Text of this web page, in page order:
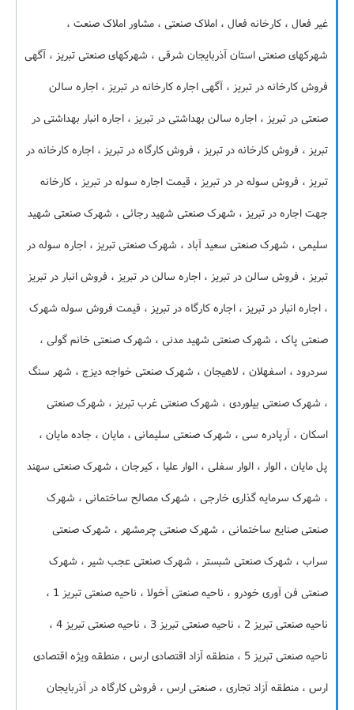
غیر فعال ، کارخانه فعال ، املاک صنعتی ، مشاور املاک صنعت ،
شهرکهای صنعتی استان آذربایجان شرقی ، شهرکهای صنعتی تبریز ، آگهی
فروش کارخانه در تبریز ، آگهی اجاره کارخانه در تبریز ، اجاره سالن
صنعتی در تبریز ، اجاره سالن بهداشتی در تبریز ، اجاره انبار بهداشتی در
تبریز ، فروش کارخانه در تبریز ، فروش کارگاه در تبریز ، اجاره کارخانه در
تبریز ، فروش سوله در در تبریز ، قیمت اجاره سوله در تبریز ، کارخانه
جهت اجاره در تبریز ، شهرک صنعتی شهید رجائی ، شهرک صنعتی شهید
سلیمی ، شهرک صنعتی سعید آباد ، شهرک صنعتی تبریز ، اجاره سوله در
تبریز ، فروش سالن در تبریز ، اجاره سالن در تبریز ، فروش انبار در تبریز
، اجاره انبار در تبریز ، اجاره کارگاه در تبریز ، قیمت فروش سوله شهرک
صنعتی پاک ، شهرک صنعتی شهید مدنی ، شهرک صنعتی خانم گولی ،
سردرود ، اسفهلان ، لاهیجان ، شهرک صنعتی خواجه دیزج ، شهر سنگ
، شهرک صنعتی بیلوردی ، شهرک صنعتی غرب تبریز ، شهرک صنعتی
اسکان ، آرپادره سی ، شهرک صنعتی سلیمانی ، مایان ، جاده مایان ،
پل مایان ، الوار ، الوار سفلی ، الوار علیا ، کیرجان ، شهرک صنعتی سهند
، شهرک سرمایه گذاری خارجی ، شهرک مصالح ساختمانی ، شهرک
صنعتی صنایع ساختمانی ، شهرک صنعتی چرمشهر ، شهرک صنعتی
سراب ، شهرک صنعتی شبستر ، شهرک صنعتی عجب شیر ، شهرک
صنعتی فن آوری خودرو ، ناحیه صنعتی آخولا ، ناحیه صنعتی تبریز 1 ،
ناحیه صنعتی تبریز 2 ، ناحیه صنعتی تبریز 3 ، ناحیه صنعتی تبریز 4 ،
ناحیه صنعتی تبریز 5 ، منطقه آزاد اقتصادی ارس ، منطقه ویژه اقتصادی
ارس ، منطقه آزاد تجاری ، صنعتی ارس ، فروش کارگاه در آذربایجان